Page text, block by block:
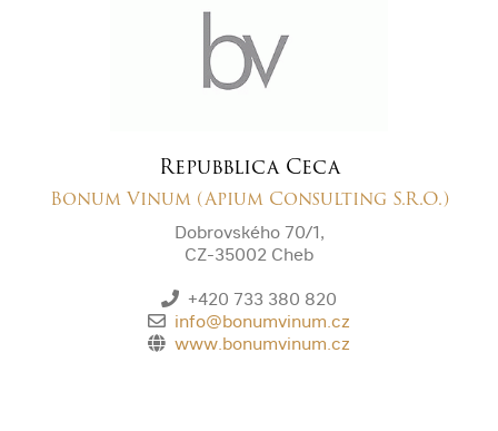
Repubblica Ceca
Bonum Vinum (Apium Consulting S.R.O.)
Dobrovského 70/1,
CZ-35002 Cheb
+420 733 380 820
info@bonumvinum.cz
www.bonumvinum.cz